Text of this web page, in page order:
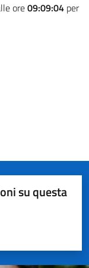
ore09:09:04 per
su questa